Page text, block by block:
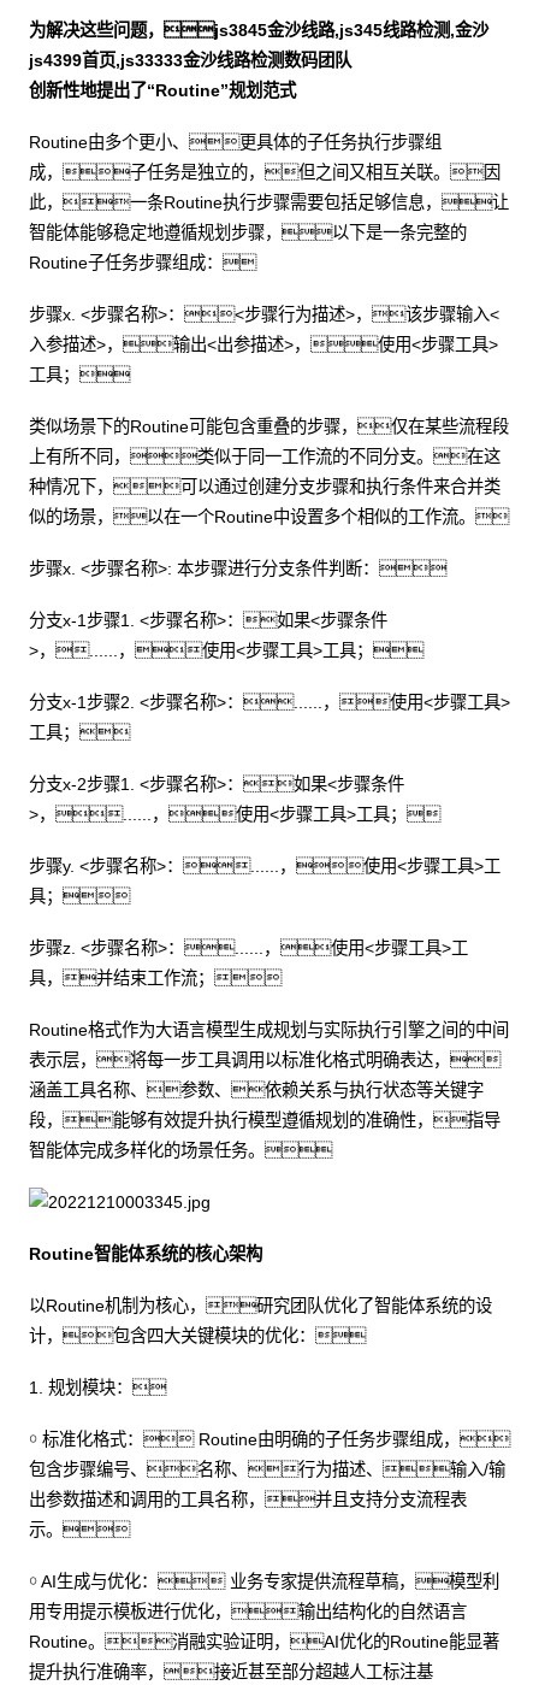
为解决这些问题，js3845金沙线路,js345线路检测,金沙
js4399首页,js33333金沙线路检测数码团队
创新性地提出了“Routine”规划范式
Routine由多个更小、更具体的子任务执行步骤组
成，子任务是独立的，但之间又相互关联。因
此，一条Routine执行步骤需要包括足够信息，让
智能体能够稳定地遵循规划步骤，以下是一条完整的
Routine子任务步骤组成：
步骤x. <步骤名称>：<步骤行为描述>，该步骤输入<
入参描述>，输出<出参描述>，使用<步骤工具>
工具；
类似场景下的Routine可能包含重叠的步骤，仅在某些流程段
上有所不同，类似于同一工作流的不同分支。在这
种情况下，可以通过创建分支步骤和执行条件来合并类
似的场景，以在一个Routine中设置多个相似的工作流。
步骤x. <步骤名称>: 本步骤进行分支条件判断：
分支x-1步骤1. <步骤名称>：如果<步骤条件
>，......，使用<步骤工具>工具；
分支x-1步骤2. <步骤名称>：......，使用<步骤工具>
工具；
分支x-2步骤1. <步骤名称>：如果<步骤条件
>，......，使用<步骤工具>工具；
步骤y. <步骤名称>：......，使用<步骤工具>工
具；
步骤z. <步骤名称>：......，使用<步骤工具>工
具，并结束工作流；
Routine格式作为大语言模型生成规划与实际执行引擎之间的中间
表示层，将每一步工具调用以标准化格式明确表达，
涵盖工具名称、参数、依赖关系与执行状态等关键字
段，能够有效提升执行模型遵循规划的准确性，指导
智能体完成多样化的场景任务。
Routine智能体系统的核心架构
以Routine机制为核心，研究团队优化了智能体系统的设
计，包含四大关键模块的优化：
1. 规划模块：
￮ 标准化格式： Routine由明确的子任务步骤组成，
包含步骤编号、名称、行为描述、输入/输
出参数描述和调用的工具名称，并且支持分支流程表
示。
￮ AI生成与优化： 业务专家提供流程草稿，模型利
用专用提示模板进行优化，输出结构化的自然语言
Routine。消融实验证明，AI优化的Routine能显著
提升执行准确率，接近甚至部分超越人工标注基